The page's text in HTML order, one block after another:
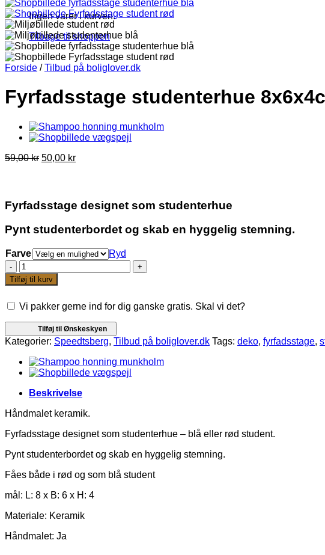
Ingen varer i kurven.
Tilbage til shoppen
Forside / Tilbud på boliglover.dk
Fyrfadsstage studenterhue
59,00kr Den
59,00 kr.
50,00 krDen
50,00 kr.
Fyrfadsstage designet som studenterhue
Pynt studenterbordet og skab en hyggelig stemning.
Farve
Ryd
Fyrfadsstage
studenterhue
8x6x4cm
antal
Tilføj til kurv
Vi pakker gerne ind for dig ganske gratis. Skal vi det?
Tilføj til Ønskeskyen
Kategorier: Speedtsberg, Tilbud på boliglover.dk Tags: deko, fyrfadsstage,
Beskrivelse
Håndmalet keramik.
Fyrfadsstage designet som studenterhue – blå eller rød student.
Pynt studenterbordet og skab en hyggelig stemning.
Fåes både i rød og som blå student
mål: L: 8 x B: 6 x H: 4
Materiale: Keramik
Håndmalet: Ja